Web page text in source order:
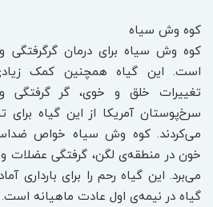
کوه وش سیاه
کوه وش سیاه برای درمان گرگرفتگی
است. این گیاه همچنین کمک
تغییرات خلق و خوی، گر گرفتگی
سرخ‌پوستان آمریکا از این گیاه برای
می‌کردند. کوه وش سیاه خواص
خون در منطقه‌ی لگن، گرفتگی عضلات و
می‌برد. این گیاه رحم را برای بارداری
گیاه در نیمه‌ی اول عادت ماهیانه است.